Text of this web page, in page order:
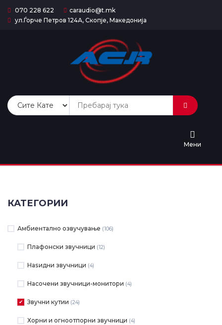
070 228 622
caraudio@t.mk
ул.Ѓорче Петров 124А, Скопје, Македонија
Мени
Категории
За
КАТЕГОРИИ
Амбиентално озвучување (106)
Плафонски звучници (12)
Наѕидни звучници (4)
Насочени звучници-монитори (4)
Звучни кутии (24)
Хорни и огноотпорни звучници (4)